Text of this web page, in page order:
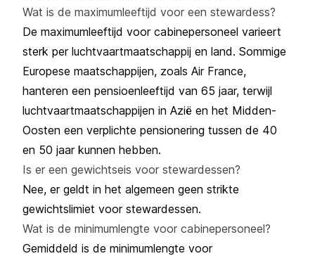
Wat is de maximumleeftijd voor een stewardess?
De maximumleeftijd voor cabinepersoneel varieert
sterk per luchtvaartmaatschappij en land. Sommige
Europese maatschappijen, zoals Air France,
hanteren een pensioenleeftijd van 65 jaar, terwijl
luchtvaartmaatschappijen in Azië en het Midden-
Oosten een verplichte pensionering tussen de 40
en 50 jaar kunnen hebben.
Is er een gewichtseis voor stewardessen?
Nee, er geldt in het algemeen geen strikte
gewichtslimiet voor stewardessen.
Wat is de minimumlengte voor cabinepersoneel?
Gemiddeld is de minimumlengte voor